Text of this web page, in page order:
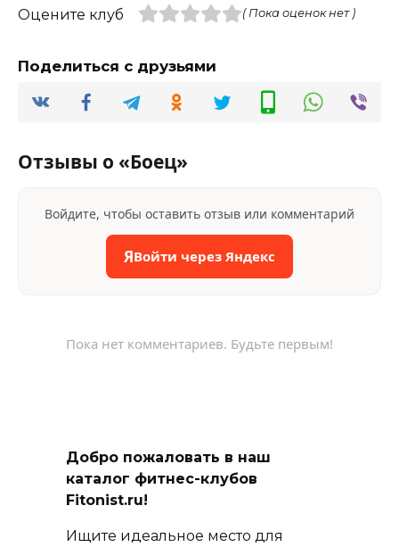
Оцените клуб ( Пока оценок нет )
Поделиться с друзьями
Отзывы о «Боец»
Войдите, чтобы оставить отзыв или комментарий
ЯВойти через Яндекс
Пока нет комментариев. Будьте первым!
Добро пожаловать в наш
каталог фитнес-клубов
Fitonist.ru!
Ищите идеальное место для